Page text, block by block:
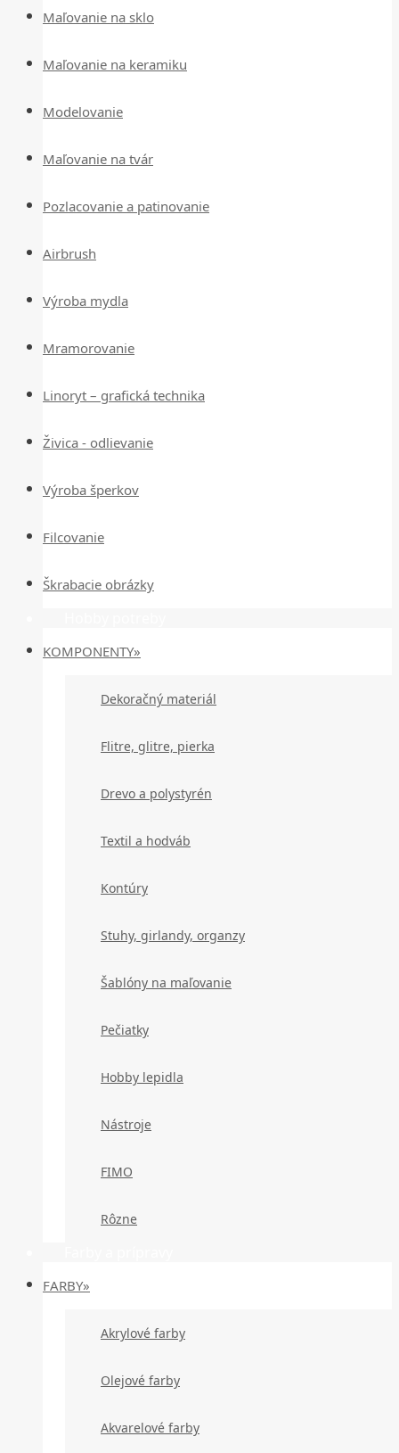
Maľovanie na sklo
Maľovanie na keramiku
Modelovanie
Maľovanie na tvár
Pozlacovanie a patinovanie
Airbrush
Výroba mydla
Mramorovanie
Linoryt – grafická technika
Živica - odlievanie
Výroba šperkov
Filcovanie
Škrabacie obrázky
KOMPONENTY»
Dekoračný materiál
Flitre, glitre, pierka
Drevo a polystyrén
Textil a hodváb
Kontúry
Stuhy, girlandy, organzy
Šablóny na maľovanie
Pečiatky
Hobby lepidla
Nástroje
FIMO
Rôzne
FARBY»
Akrylové farby
Olejové farby
Akvarelové farby